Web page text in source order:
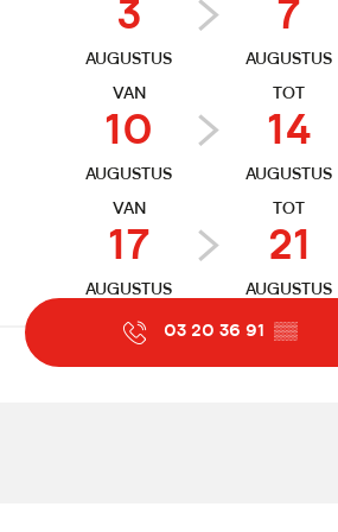
3
AUGUSTUS
7
AUGUSTUS
VAN
10
AUGUSTUS
TOT
14
AUGUSTUS
VAN
17
AUGUSTUS
TOT
21
AUGUSTUS
03 20 36 91 ▒▒